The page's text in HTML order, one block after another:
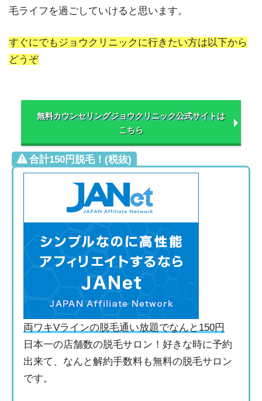
毛ライフを過ごしていけると思います。
すぐにでもジョウクリニックに行きたい方は以下から
どうぞ
無料カウンセリングジョウクリニック公式サイトは
こちら
合計150円脱毛！(税抜)
両ワキVラインの脱毛通い放題でなんと150円
日本一の店舗数の脱毛サロン！好きな時に予約
出来て、なんと解約手数料も無料の脱毛サロン
です。